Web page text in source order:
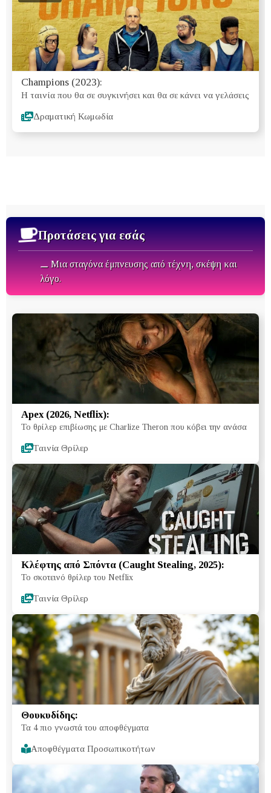
Champions (2023):
Η ταινία που θα σε συγκινήσει και θα σε κάνει να γελάσεις
Δραματική Κωμωδία
Προτάσεις για εσάς
⚊ Μια σταγόνα έμπνευσης από τέχνη, σκέψη και
λόγο.
Apex (2026, Netflix):
Το θρίλερ επιβίωσης με Charlize Theron που κόβει την ανάσα
Tαινία Θρίλερ
Κλέφτης από Σπόντα (Caught Stealing, 2025):
Το σκοτεινό θρίλερ του Netflix
Tαινία Θρίλερ
Θουκυδίδης:
Τα 4 πιο γνωστά του αποφθέγματα
Αποφθέγματα Προσωπικοτήτων